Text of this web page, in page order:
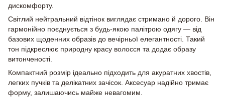
дискомфорту.
Світлий нейтральний відтінок виглядає стримано й дорого. Він
гармонійно поєднується з будь-якою палітрою одягу — від
базових щоденних образів до вечірньої елегантності. Такий
тон підкреслює природну красу волосся та додає образу
витонченості.
Компактний розмір ідеально підходить для акуратних хвостів,
легких пучків та делікатних зачісок. Аксесуар надійно тримає
форму, залишаючись майже невагомим.